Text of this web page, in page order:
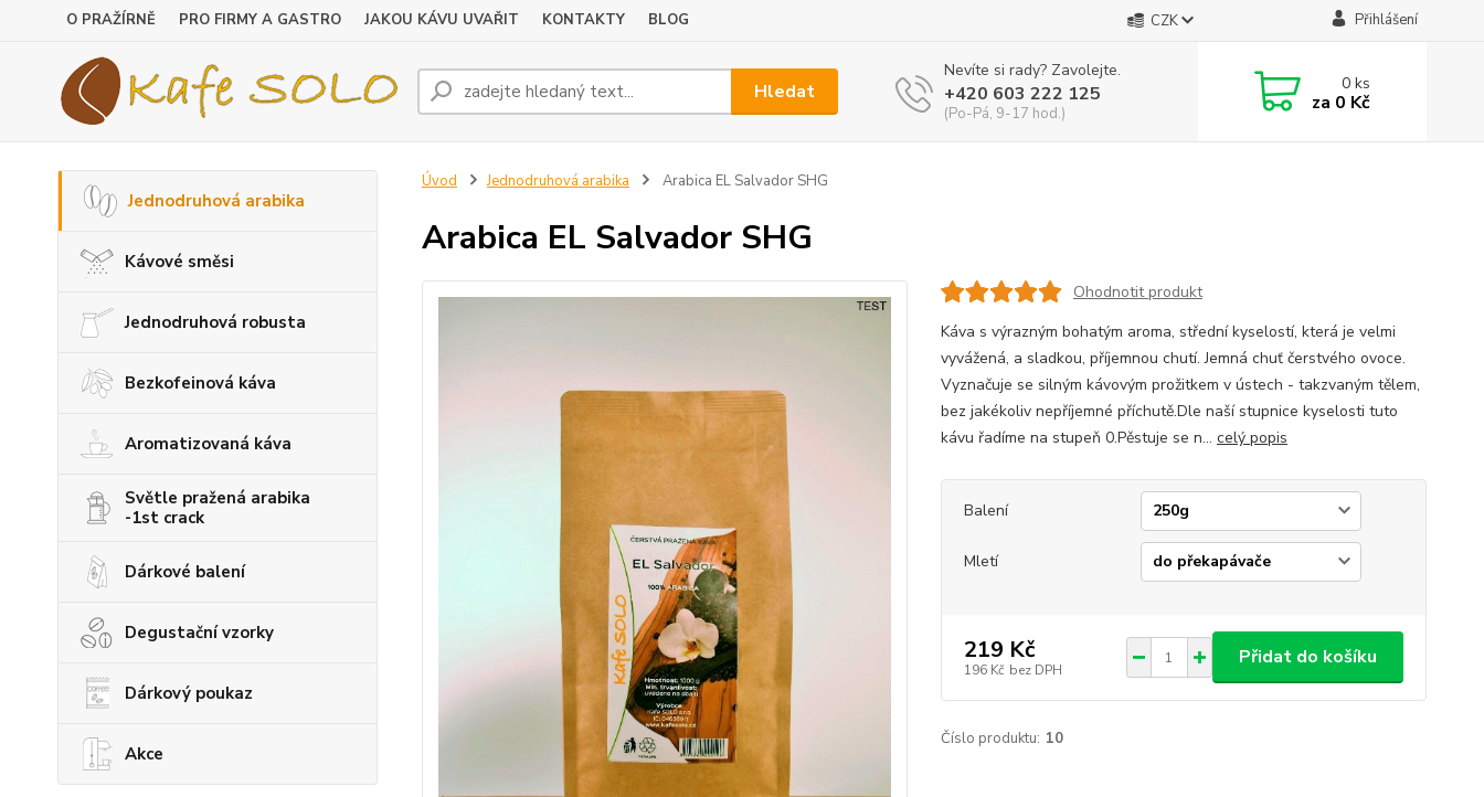
O PRAŽÍRNĚ PRO FIRMY A GASTRO JAKOU KÁVU UVAŘIT KONTAKTY BLOG CZK Přihlášení
Hledat
Nevíte si rady? Zavolejte.
+420 603 222 125
(Po-Pá, 9-17 hod.)
0ks
za 0 Kč
Jednodruhová arabika
Kávové směsi
Jednodruhová robusta
Bezkofeinová káva
Aromatizovaná káva
Světle pražená arabika
-1st crack
Dárkové balení
Degustační vzorky
Dárkový poukaz
Akce
Úvod Jednodruhová arabika Arabica EL Salvador SHG
Arabica EL Salvador SHG
Ohodnotit produkt
Káva s výrazným bohatým aroma, střední kyselostí, která je velmi
vyvážená, a sladkou, příjemnou chutí. Jemná chuť čerstvého ovoce.
Vyznačuje se silným kávovým prožitkem v ústech - takzvaným tělem,
bez jakékoliv nepříjemné příchutě.Dle naší stupnice kyselosti tuto
kávu řadíme na stupeň 0.Pěstuje se n... celý popis
Balení
Mletí
219 Kč
196 Kč bez DPH
Přidat do košíku
Číslo produktu: 10